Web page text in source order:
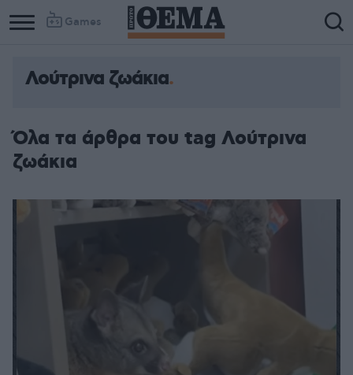
Games
Λούτρινα ζωάκια
Όλα τα άρθρα του tag Λούτρινα
ζωάκια